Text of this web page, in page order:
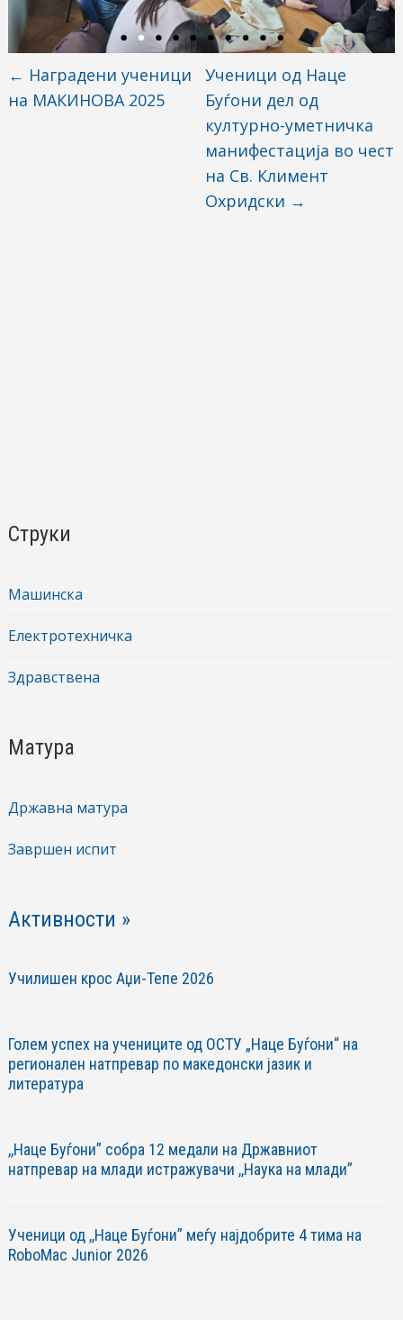
← Наградени ученици
на МАКИНОВА 2025
Ученици од Наце
Буѓони дел од
културно-уметничка
манифестација во чест
на Св. Климент
Охридски →
Струки
Машинска
Електротехничка
Здравствена
Матура
Државна матура
Завршен испит
Активности »
Училишен крос Аџи-Тепе 2026
Голем успех на учениците од ОСТУ „Наце Буѓони“ на
регионален натпревар по македонски јазик и
литература
,,Наце Буѓони” собра 12 медали на Државниот
натпревар на млади истражувачи ,,Наука на млади”
Ученици од ,,Наце Буѓони” меѓу најдобрите 4 тима на
RoboМac Junior 2026